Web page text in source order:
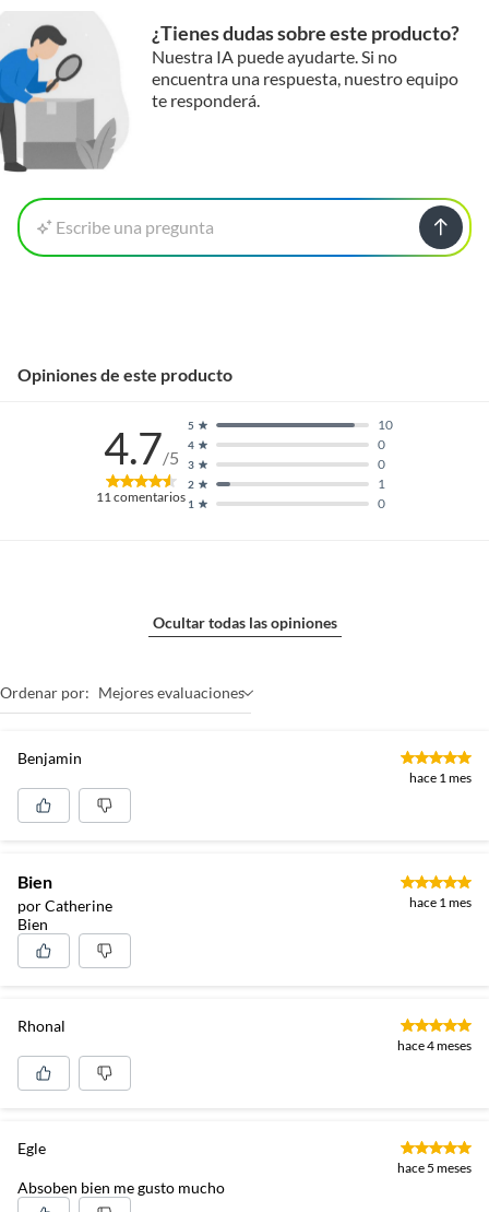
¿Tienes dudas sobre este producto?
Nuestra IA puede ayudarte. Si no
encuentra una respuesta, nuestro equipo
te responderá.
Escribe una pregunta
Opiniones de este producto
4.7/5
11comentarios 1 0
2 1
3 0
4 0
5 10
Ocultar todas las opiniones
Ordenar por: Mejores evaluaciones
Benjamin
hace 1 mes
Bien
por Catherine hace 1 mes
Bien
Rhonal
hace 4 meses
Egle
hace 5 meses
Absoben bien me gusto mucho